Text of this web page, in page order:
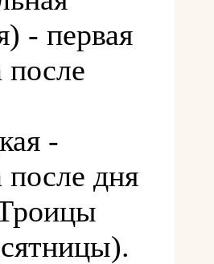
- первая
после
-
после дня